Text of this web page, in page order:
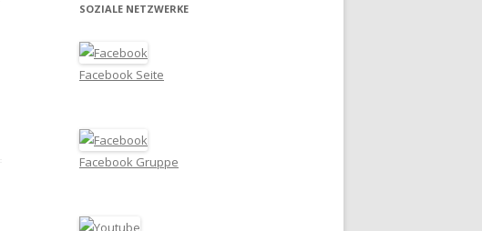
SOZIALE NETZWERKE
Facebook Seite
Facebook Gruppe